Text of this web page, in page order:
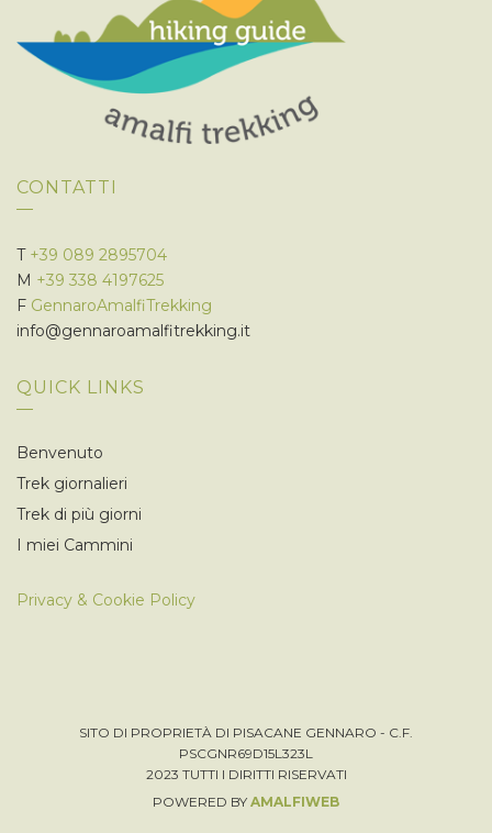
CONTATTI
T +39 089 2895704
M +39 338 4197625
F GennaroAmalfiTrekking
info@gennaroamalfitrekking.it
QUICK LINKS
Benvenuto
Trek giornalieri
Trek di più giorni
I miei Cammini
Privacy & Cookie Policy
SITO DI PROPRIETÀ DI PISACANE GENNARO - C.F.
PSCGNR69D15L323L
2023 TUTTI I DIRITTI RISERVATI
POWERED BY AMALFIWEB